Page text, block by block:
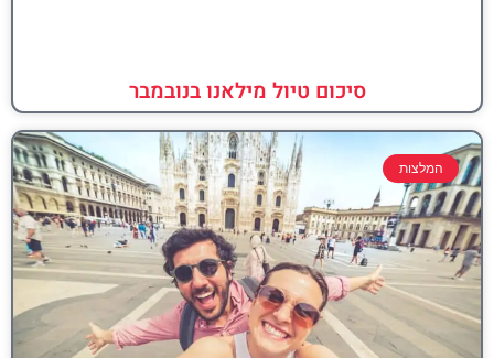
סיכום טיול מילאנו בנובמבר
המלצות